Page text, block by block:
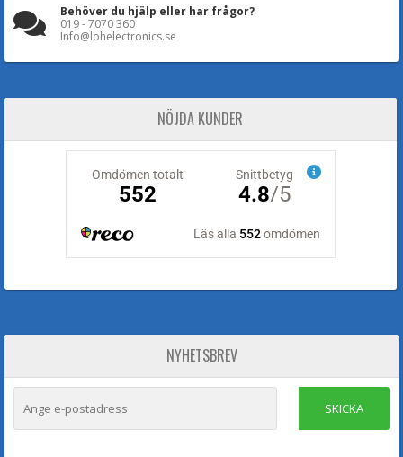
Behöver du hjälp eller har frågor?
019 - 7070 360
Info@lohelectronics.se
NÖJDA KUNDER
NYHETSBREV
SKICKA